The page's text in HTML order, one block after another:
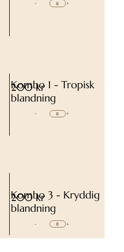
- +
200 kr
Kombo 1 - Tropisk
blandning
- +
200 kr
Kombo 3 - Kryddig
blandning
- +